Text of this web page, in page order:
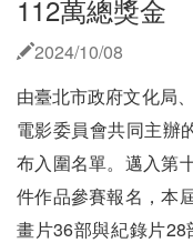
112萬總獎金
2024/10/08
由臺北市政府文化局
電影委員會共同主辦
布入圍名單。邁入第
件作品參賽報名，本
畫片36部與紀錄片